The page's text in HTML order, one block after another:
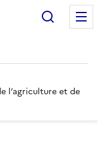
l’agriculture et de